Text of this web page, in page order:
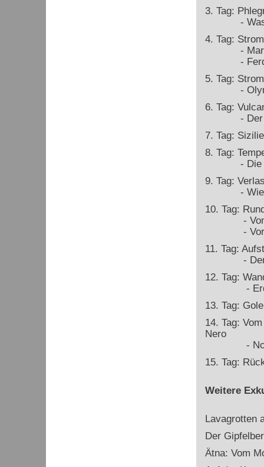
3. Tag:
- Was ist
4. Tag:
- Marsili -
-
5. Tag:
-
6. Tag:
- Der
7. Tag:
8. Tag:
- Die
9. Tag:
- Wie alt
10. Tag:
- Vom
-
11. Tag:
- Der
12. Tag:
-
13. Tag:
14. Tag:
Nero
-
15. Tag:
Weitere
Lavagrotten
Der
Ätna: Vom